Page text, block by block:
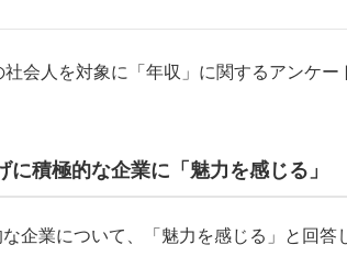
会人を対象に「年収」に関するアンケー
に積極的な企業に「魅力を感じる」
企業について、「魅力を感じる」と回答